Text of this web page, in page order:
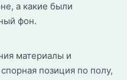
а какие были
фон.
материалы и
позиция по полу,